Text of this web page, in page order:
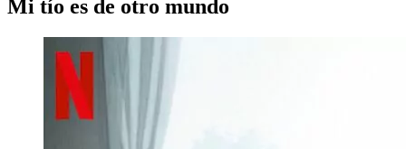
Mi tío es de otro mundo